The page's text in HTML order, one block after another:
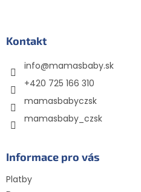
Kontakt
info@mamasbaby.sk
+420 725 166 310
mamasbabyczsk
mamasbaby_czsk
Informace pro vás
Platby